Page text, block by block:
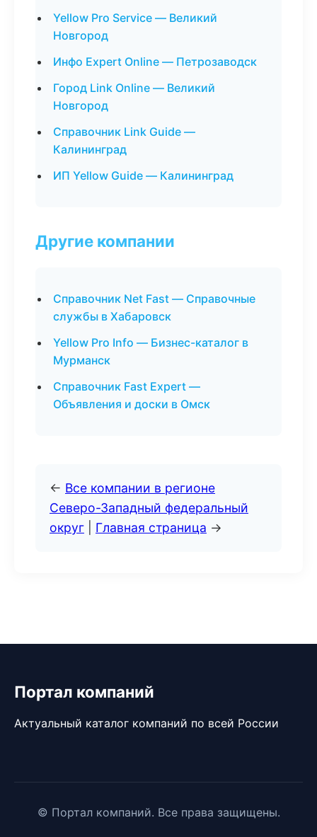
Yellow Pro Service — Великий
Новгород
Инфо Expert Online — Петрозаводск
Город Link Online — Великий
Новгород
Справочник Link Guide —
Калининград
ИП Yellow Guide — Калининград
Другие компании
Справочник Net Fast — Справочные
службы в Хабаровск
Yellow Pro Info — Бизнес-каталог в
Мурманск
Справочник Fast Expert —
Объявления и доски в Омск
← Все компании в регионе
Северо-Западный федеральный
округ
Главная страница →
Портал компаний
Актуальный каталог компаний по всей России
© Портал компаний. Все права защищены.